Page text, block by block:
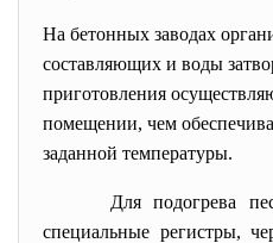
На бетонных заводах
составляющих и воды
приготовления
помещении, чем
заданной температуры.
Для подогрева
специальные регистры,